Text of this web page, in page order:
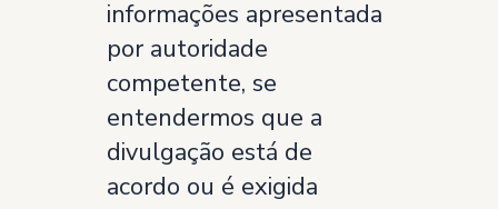
informações apresentada
por autoridade
competente, se
entendermos que a
divulgação está de
acordo ou é exigida